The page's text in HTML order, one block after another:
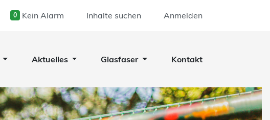
0 Kein Alarm Inhalte suchen Anmelden
Aktuelles Glasfaser Kontakt